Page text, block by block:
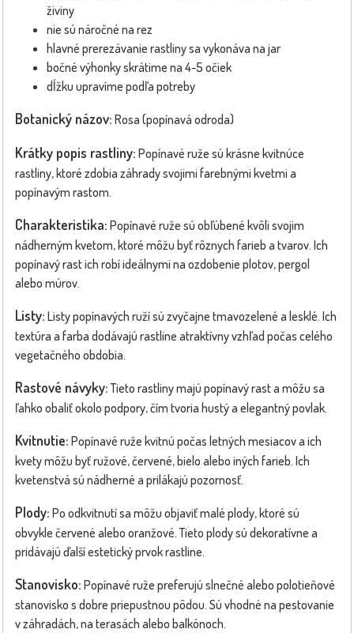
živiny
nie sú náročné na rez
hlavné prerezávanie rastliny sa vykonáva na jar
bočné výhonky skrátime na 4-5 očiek
dĺžku upravíme podľa potreby
Botanický názov: Rosa (popínavá odroda)
Krátky popis rastliny: Popínavé ruže sú krásne kvitnúce
rastliny, ktoré zdobia záhrady svojimi farebnými kvetmi a
popínavým rastom.
Charakteristika: Popínavé ruže sú obľúbené kvôli svojim
nádherným kvetom, ktoré môžu byť rôznych farieb a tvarov. Ich
popínavý rast ich robí ideálnymi na ozdobenie plotov, pergol
alebo múrov.
Listy: Listy popínavých ruží sú zvyčajne tmavozelené a lesklé. Ich
textúra a farba dodávajú rastline atraktívny vzhľad počas celého
vegetačného obdobia.
Rastové návyky:Tieto rastliny majú popínavý rast a môžu sa
ľahko obaliť okolo podpory, čím tvoria hustý a elegantný povlak.
Kvitnutie: Popínavé ruže kvitnú počas letných mesiacov a ich
kvety môžu byť ružové, červené, bielo alebo iných farieb. Ich
kvetenstvá sú nádherné a prilákajú pozornosť.
Plody: Po odkvitnutí sa môžu objaviť malé plody, ktoré sú
obvykle červené alebo oranžové. Tieto plody sú dekoratívne a
pridávajú ďalší estetický prvok rastline.
Stanovisko: Popínavé ruže preferujú slnečné alebo polotieňové
stanovisko s dobre priepustnou pôdou. Sú vhodné na pestovanie
v záhradách, na terasách alebo balkónoch.